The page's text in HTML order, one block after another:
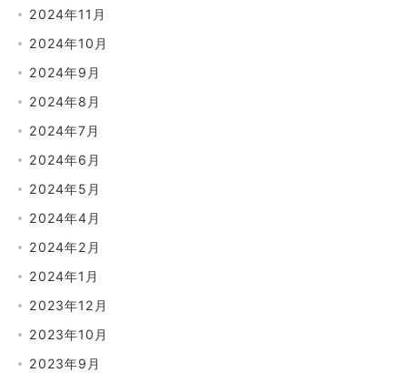
2024年11月
2024年10月
2024年9月
2024年8月
2024年7月
2024年6月
2024年5月
2024年4月
2024年2月
2024年1月
2023年12月
2023年10月
2023年9月